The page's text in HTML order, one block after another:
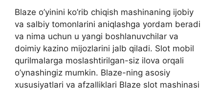
Blaze o’yinini ko’rib chiqish mashinaning ijobiy
va salbiy tomonlarini aniqlashga yordam beradi
va nima uchun u yangi boshlanuvchilar va
doimiy kazino mijozlarini jalb qiladi. Slot mobil
qurilmalarga moslashtirilgan-siz ilova orqali
o’ynashingiz mumkin. Blaze-ning asosiy
xususiyatlari va afzalliklari Blaze slot mashinasi